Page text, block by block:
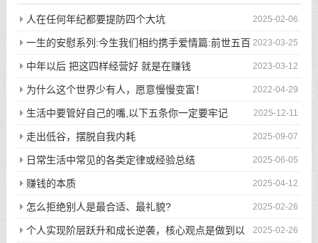
2025-02-06
人在任何年纪都要提防四个大坑
2023-03-25
一生的安慰系列:今生我们相约携手爱情篇:前世五百
次的回眸才换来今生的相遇
2023-03-12
中年以后 把这四样经营好 就是在赚钱
2022-04-29
为什么这个世界少有人，愿意慢慢变富！
2025-12-11
生活中要管好自己的嘴,以下五条你一定要牢记
2025-09-07
走出低谷，摆脱自我内耗
2025-06-05
日常生活中常见的各类定律或经验总结
2025-04-12
赚钱的本质
2025-02-26
怎么拒绝别人是最合适、最礼貌?
2025-02-26
个人实现阶层跃升和成长逆袭，核心观点是做到以